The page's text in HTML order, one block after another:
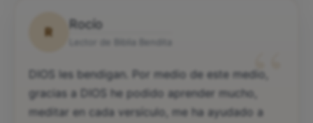
R
Rocío
“
DIOS les bendigan. Por medio de este medio,
gracias a DIOS he podido aprender mucho,
meditar en cada versículo, me ha ayudado a